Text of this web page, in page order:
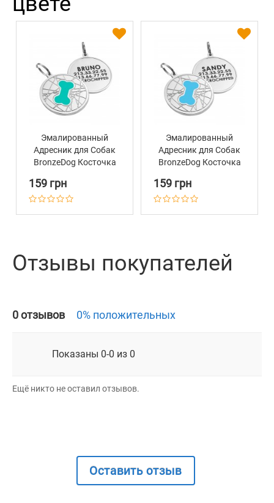
Эмалированный
Адресник для Собак
BronzeDog Косточка
Паутинки Бирюзовый
159 грн
Эмалированный
Адресник для Собак
BronzeDog Косточка
Паутинки Голубой
159 грн
Отзывы покупателей
0 отзывов 0% положительных
Показаны 0-0 из 0
Ещё никто не оставил отзывов.
Оставить отзыв